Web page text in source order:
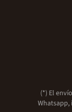
(*) El
Whatsapp,